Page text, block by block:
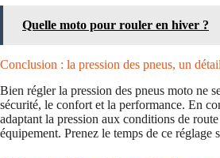
Quelle moto pour rouler en hiver ?
Conclusion : la pression des pneus, un
Bien régler la pression des pneus moto ne
sécurité, le confort et la performance. En
adaptant la pression aux conditions de
équipement. Prenez le temps de ce